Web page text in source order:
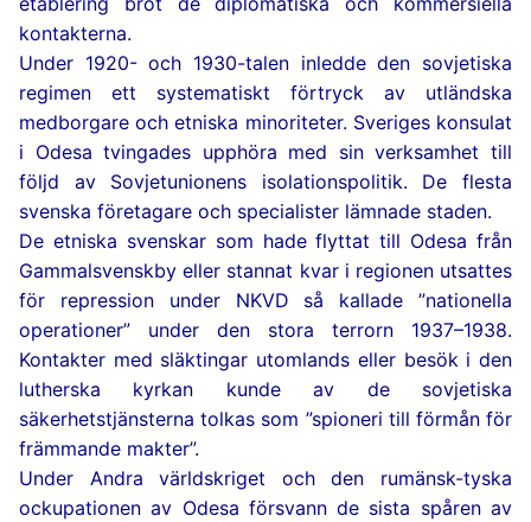
kontakterna.
Under 1920- och 1930-talen inledde den sovjetiska
regimen ett systematiskt förtryck av utländska
medborgare och etniska minoriteter. Sveriges konsulat
i Odesa tvingades upphöra med sin verksamhet till
följd av Sovjetunionens isolationspolitik. De flesta
svenska företagare och specialister lämnade staden.
De etniska svenskar som hade flyttat till Odesa från
Gammalsvenskby eller stannat kvar i regionen utsattes
för repression under NKVD så kallade ”nationella
operationer” under den stora terrorn 1937–1938.
Kontakter med släktingar utomlands eller besök i den
lutherska kyrkan kunde av de sovjetiska
säkerhetstjänsterna tolkas som ”spioneri till förmån för
främmande makter”.
Under Andra världskriget och den rumänsk-tyska
ockupationen av Odesa försvann de sista spåren av